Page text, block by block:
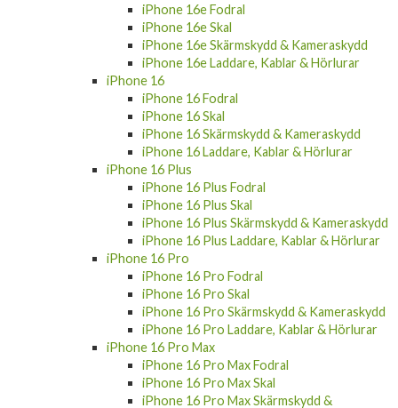
iPhone 16e Fodral
iPhone 16e Skal
iPhone 16e Skärmskydd & Kameraskydd
iPhone 16e Laddare, Kablar & Hörlurar
iPhone 16
iPhone 16 Fodral
iPhone 16 Skal
iPhone 16 Skärmskydd & Kameraskydd
iPhone 16 Laddare, Kablar & Hörlurar
iPhone 16 Plus
iPhone 16 Plus Fodral
iPhone 16 Plus Skal
iPhone 16 Plus Skärmskydd & Kameraskydd
iPhone 16 Plus Laddare, Kablar & Hörlurar
iPhone 16 Pro
iPhone 16 Pro Fodral
iPhone 16 Pro Skal
iPhone 16 Pro Skärmskydd & Kameraskydd
iPhone 16 Pro Laddare, Kablar & Hörlurar
iPhone 16 Pro Max
iPhone 16 Pro Max Fodral
iPhone 16 Pro Max Skal
iPhone 16 Pro Max Skärmskydd &